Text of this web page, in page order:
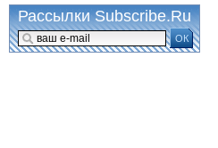
Рассылки Subscribe.Ru
ОК